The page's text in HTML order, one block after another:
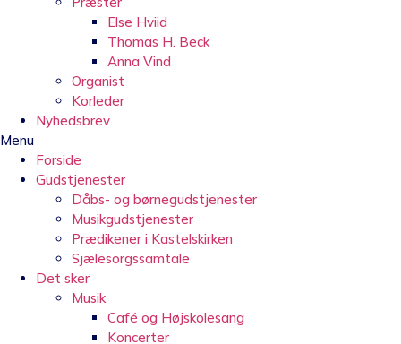
Else Hviid
Thomas H. Beck
Anna Vind
Organist
Korleder
Nyhedsbrev
Menu
Forside
Gudstjenester
Dåbs- og børnegudstjenester
Musikgudstjenester
Prædikener i Kastelskirken
Sjælesorgssamtale
Det sker
Musik
Café og Højskolesang
Koncerter